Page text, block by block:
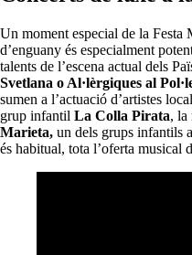
Un moment especial de la Festa
d’enguany és especialment
talents de l’escena actual dels
Svetlana o Al·lèrgiques al
sumen a l’actuació d’artistes
grup infantil La Colla Pirata, la
Marieta, un dels grups infantils
és habitual, tota l’oferta musical